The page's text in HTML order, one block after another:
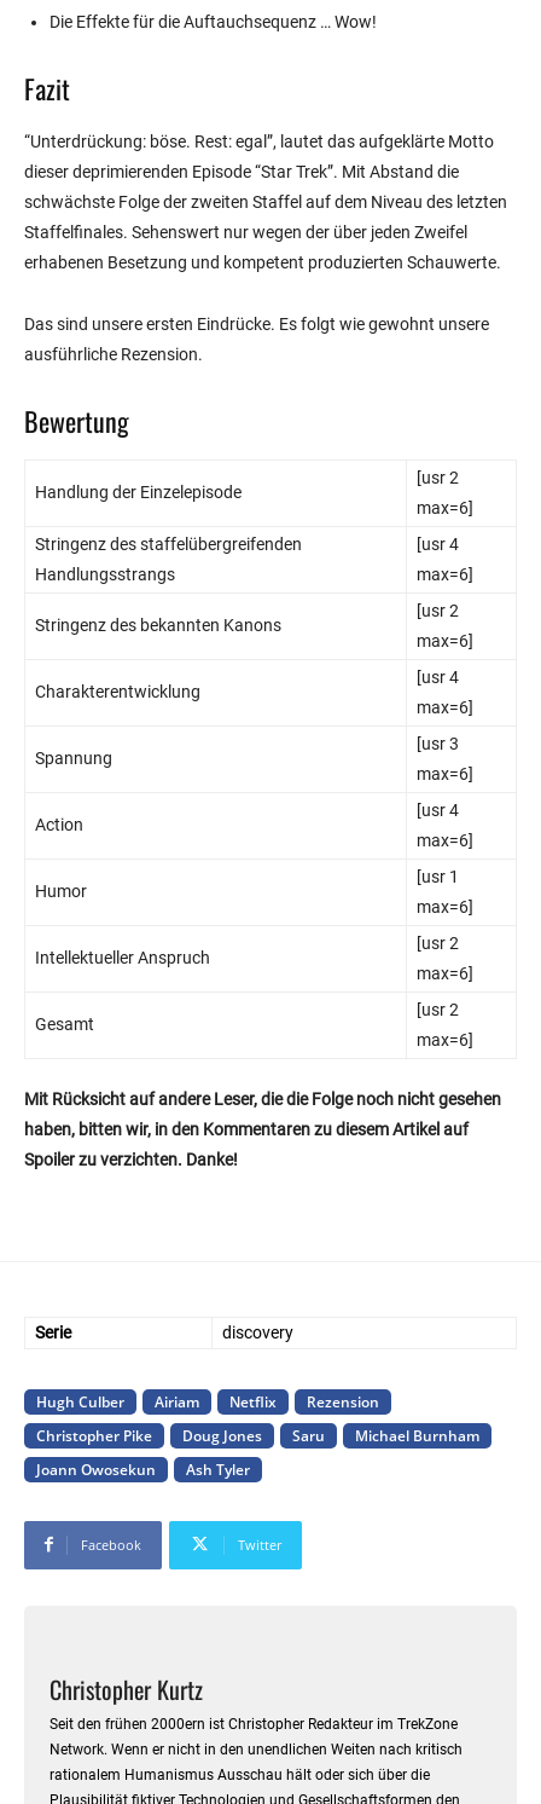
Die Effekte für die Auftauchsequenz … Wow!
Fazit
“Unterdrückung: böse. Rest: egal”, lautet das aufgeklärte Motto
dieser deprimierenden Episode “Star Trek”. Mit Abstand die
schwächste Folge der zweiten Staffel auf dem Niveau des letzten
Staffelfinales. Sehenswert nur wegen der über jeden Zweifel
erhabenen Besetzung und kompetent produzierten Schauwerte.
Das sind unsere ersten Eindrücke. Es folgt wie gewohnt unsere
ausführliche Rezension.
Bewertung
Handlung der Einzelepisode
[usr 2
max=6]
Stringenz des staffelübergreifenden
Handlungsstrangs
[usr 4
max=6]
Stringenz des bekannten Kanons
[usr 2
max=6]
Charakterentwicklung
[usr 4
max=6]
Spannung
[usr 3
max=6]
Action
[usr 4
max=6]
Humor
[usr 1
max=6]
Intellektueller Anspruch
[usr 2
max=6]
Gesamt
[usr 2
max=6]
Mit Rücksicht auf andere Leser, die die Folge noch nicht gesehen
haben, bitten wir, in den Kommentaren zu diesem Artikel auf
Spoiler zu verzichten. Danke!
Serie discovery
Hugh Culber Airiam Netflix
Rezension
Christopher Pike
Doug Jones Saru
Michael Burnham
Joann Owosekun
Ash Tyler
Facebook Twitter
Christopher Kurtz
Seit den frühen 2000ern ist Christopher Redakteur im TrekZone
Network. Wenn er nicht in den unendlichen Weiten nach kritisch
rationalem Humanismus Ausschau hält oder sich über die
Plausibilität fiktiver Technologien und Gesellschaftsformen den